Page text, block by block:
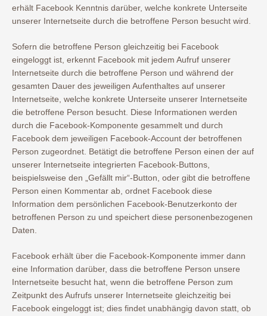
erhält Facebook Kenntnis darüber, welche konkrete Unterseite
unserer Internetseite durch die betroffene Person besucht wird.
Sofern die betroffene Person gleichzeitig bei Facebook
eingeloggt ist, erkennt Facebook mit jedem Aufruf unserer
Internetseite durch die betroffene Person und während der
gesamten Dauer des jeweiligen Aufenthaltes auf unserer
Internetseite, welche konkrete Unterseite unserer Internetseite
die betroffene Person besucht. Diese Informationen werden
durch die Facebook-Komponente gesammelt und durch
Facebook dem jeweiligen Facebook-Account der betroffenen
Person zugeordnet. Betätigt die betroffene Person einen der auf
unserer Internetseite integrierten Facebook-Buttons,
beispielsweise den „Gefällt mir“-Button, oder gibt die betroffene
Person einen Kommentar ab, ordnet Facebook diese
Information dem persönlichen Facebook-Benutzerkonto der
betroffenen Person zu und speichert diese personenbezogenen
Daten.
Facebook erhält über die Facebook-Komponente immer dann
eine Information darüber, dass die betroffene Person unsere
Internetseite besucht hat, wenn die betroffene Person zum
Zeitpunkt des Aufrufs unserer Internetseite gleichzeitig bei
Facebook eingeloggt ist; dies findet unabhängig davon statt, ob